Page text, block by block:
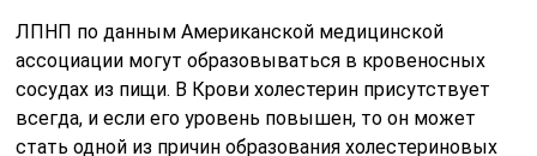
ЛПНП по данным Американской медицинской
ассоциации могут образовываться в кровеносных
сосудах из пищи. В Крови холестерин присутствует
всегда, и если его уровень повышен, то он может
стать одной из причин образования холестериновых